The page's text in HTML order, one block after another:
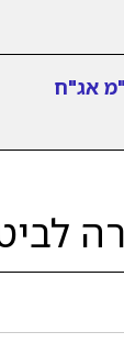
אג"ח